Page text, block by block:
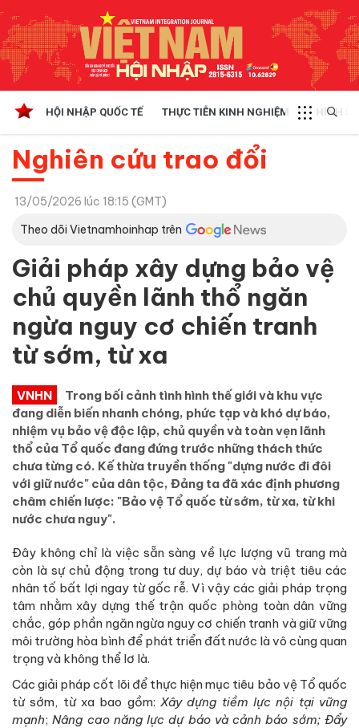
HỘI NHẬP QUỐC TẾ THỰC TIỄN KINH NGHIỆM CHÍNH
Nghiên cứu trao đổi
13/05/2026 lúc 18:15 (GMT)
Theo dõi Vietnamhoinhap trên
Giải pháp xây dựng bảo vệ
chủ quyền lãnh thổ ngăn
ngừa nguy cơ chiến tranh
từ sớm, từ xa
VNHN
Trong bối cảnh tình hình thế giới và khu vực
đang diễn biến nhanh chóng, phức tạp và khó dự báo,
nhiệm vụ bảo vệ độc lập, chủ quyền và toàn vẹn lãnh
thổ của Tổ quốc đang đứng trước những thách thức
chưa từng có. Kế thừa truyền thống "dựng nước đi đôi
với giữ nước" của dân tộc, Đảng ta đã xác định phương
châm chiến lược: "Bảo vệ Tổ quốc từ sớm, từ xa, từ khi
nước chưa nguy".
Đây không chỉ là việc sẵn sàng về lực lượng vũ trang mà
còn là sự chủ động trong tư duy, dự báo và triệt tiêu các
nhân tố bất lợi ngay từ gốc rễ. Vì vậy các giải pháp trọng
tâm nhằm xây dựng thế trận quốc phòng toàn dân vững
chắc, góp phần ngăn ngừa nguy cơ chiến tranh và giữ vững
môi trường hòa bình để phát triển đất nước là vô cùng quan
trọng và không thể lơ là.
Các giải pháp cốt lõi để thực hiện mục tiêu bảo vệ Tổ quốc
từ sớm, từ xa bao gồm: Xây dựng tiềm lực nội tại vững
mạnh;Nâng cao năng lực dự báo và cảnh báo sớm; Đẩy